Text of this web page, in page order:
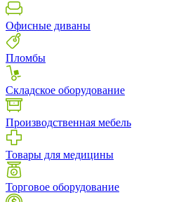
Офисные диваны
Пломбы
Складское оборудование
Производственная мебель
Товары для медицины
Торговое оборудование